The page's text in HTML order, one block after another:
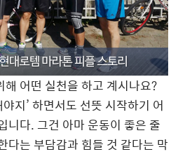
어떤 실천을 하고 계시나요?
지’ 하면서도 선뜻 시작하기 어
니다. 그건 아마 운동이 좋은 줄
다는 부담감과 힘들 것 같다는 막